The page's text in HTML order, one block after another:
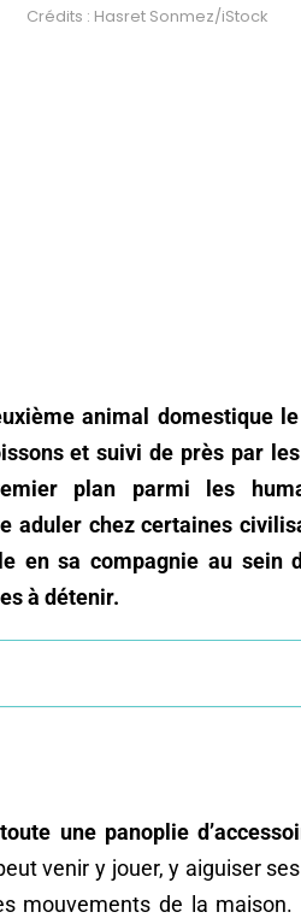
Crédits : Hasret Sonmez/iStock
animal domestique
et suivi de près par
plan parmi les
aduler chez certaines
en sa compagnie au sein
à détenir.
toute une panoplie
venir y jouer, y aiguiser
mouvements de la maison.